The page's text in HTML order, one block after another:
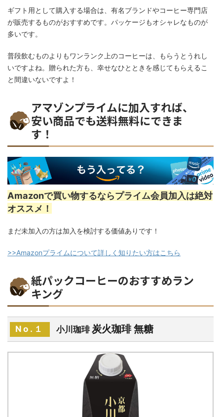
ギフト用として購入する場合は、有名ブランドやコーヒー専門店
が販売するものがおすすめです。パッケージもオシャレなものが
多いです。
普段飲むものよりもワンランク上のコーヒーは、もらうとうれし
いですよね。贈られた方も、幸せなひとときを感じてもらえるこ
と間違いないですよ！
アマゾンプライムに加入すれば、
安い商品でも送料無料にできま
す！
Amazonで買い物するならプライム会員加入は絶対
オススメ！
まだ未加入の方は加入を検討する価値ありです！
>>Amazonプライムについて詳しく知りたい方はこちら
紙パックコーヒーのおすすめラン
キング
No.１ 小川珈琲炭火珈琲 無糖